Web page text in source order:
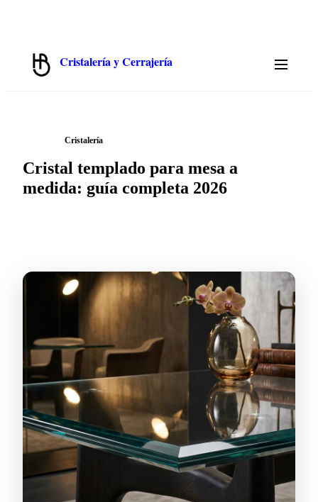
Cristalería y Cerrajería
Hermanos Benito · Madrid
Cristalería
Cristal templado para mesa a
medida: guía completa 2026